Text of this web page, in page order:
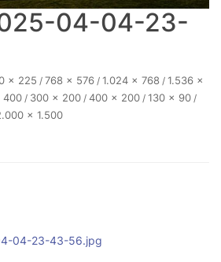
04-04-23-
× 225 / 768 × 576 / 1.024 × 768 / 1.536 ×
400 / 300 × 200 / 400 × 200 / 130 × 90 /
× 1.500
04-23-43-56.jpg